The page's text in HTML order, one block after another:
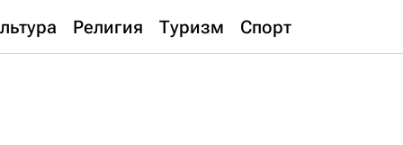
Религия Туризм Спорт